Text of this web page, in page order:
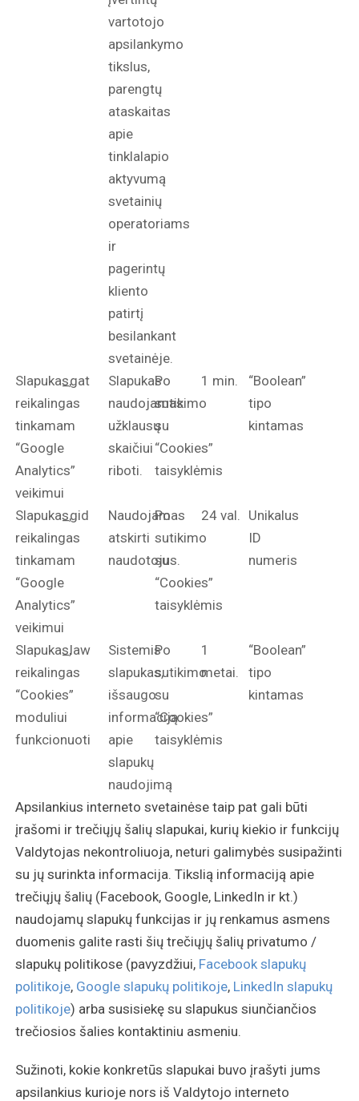
vartotojo
apsilankymo
tikslus,
parengtų
ataskaitas
apie
tinklalapio
aktyvumą
svetainių
operatoriams
ir
pagerintų
kliento
patirtį
besilankant
svetainėje.
Slapukas,
reikalingas
tinkamam
“Google
Analytics”
veikimui
_gat
Slapukas
naudojamas
užklausų
skaičiui
riboti.
Po
sutikimo
su
“Cookies”
taisyklėmis
1 min.
“Boolean”
tipo
kintamas
Slapukas,
reikalingas
tinkamam
“Google
Analytics”
veikimui
_gid
Naudojamas
atskirti
naudotojus.
Po
sutikimo
su
“Cookies”
taisyklėmis
24 val. Unikalus
ID
numeris
Slapukas,
reikalingas
“Cookies”
moduliui
funkcionuoti
_law
Sistemis
slapukas,
išsaugo
informaciją
apie
slapukų
naudojimą
Po
sutikimo
su
“Cookies”
taisyklėmis
1
metai.
“Boolean”
tipo
kintamas
Apsilankius interneto svetainėse taip pat gali būti
įrašomi ir trečiųjų šalių slapukai, kurių kiekio ir funkcijų
Valdytojas nekontroliuoja, neturi galimybės susipažinti
su jų surinkta informacija. Tikslią informaciją apie
trečiųjų šalių (Facebook, Google, LinkedIn ir kt.)
naudojamų slapukų funkcijas ir jų renkamus asmens
duomenis galite rasti šių trečiųjų šalių privatumo /
slapukų politikose (pavyzdžiui, Facebook slapukų
politikoje, Google slapukų politikoje, LinkedIn slapukų
politikoje) arba susisiekę su slapukus siunčiančios
trečiosios šalies kontaktiniu asmeniu.
Sužinoti, kokie konkretūs slapukai buvo įrašyti jums
apsilankius kurioje nors iš Valdytojo interneto